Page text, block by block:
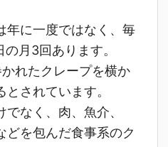
年に一度ではなく、毎
月3回あります。
れたクレープを横か
されています。
なく、肉、魚介、
どを包んだ食事系のク